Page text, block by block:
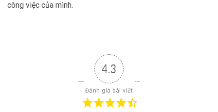
công việc của mình.
4.3
Đánh giá bài viết